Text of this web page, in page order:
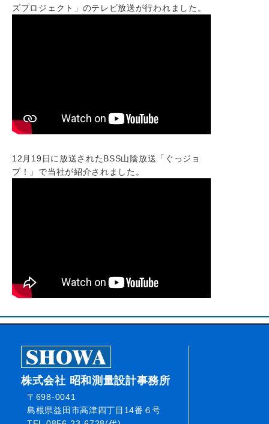
ズプロジェクト」のテレビ放送が行われました。
12月19日に放送されたBSS山陰放送「ぐっジョ
ブ！」で当社が紹介されました。
株式会社 昭和測量設計事務所
〒698-0041
島根県益田市高津四丁目14番６号